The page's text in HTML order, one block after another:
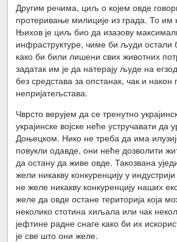
Другим речима, циљ о којем овде
протеривање милиције из града. То им
Њихов је циљ био да изазову
инфраструктуре, чиме би људи остали
како би били лишени свих животних
задатак им је да натерају људе на
без средстава за опстанак, чак и након
непријатељстава.
Чврсто верујем да се тренутно
украјинске војске неће устручавати да
Доњецком. Нико не треба да има
повукли одавде, они неће дозволити
да остану да живе овде. Такозвана
жели никакву конкуренцију у
не желе никакву конкуренцију наших
желе да овде остане територија која
неколико стотина хиљала или чак
јефтине радне снаге како би их
је све што они желе.